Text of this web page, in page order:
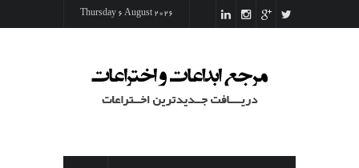
رفتن به محتوای اصلی Thursday 6 August 2026